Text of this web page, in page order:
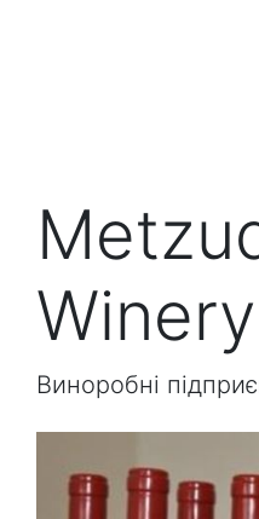
Winery
Виноробні